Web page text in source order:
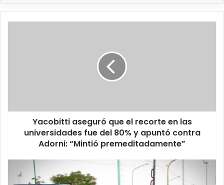
Yacobitti aseguró que el recorte en las
universidades fue del 80% y apuntó contra
Adorni: “Mintió premeditadamente”